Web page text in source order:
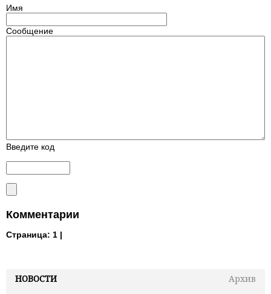
НОВОСТИ
Архив
Имя
Сообщение
Введите код
Комментарии
Страница: 1 |